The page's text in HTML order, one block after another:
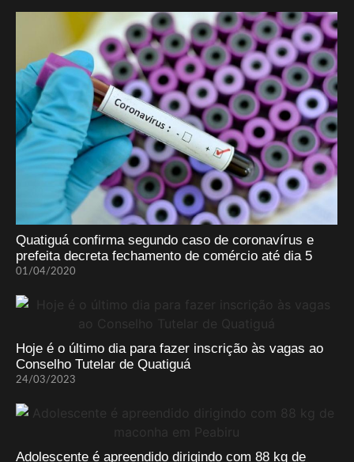
Quatiguá confirma segundo caso de coronavírus e
prefeita decreta fechamento de comércio até dia 5
01/04/2020
Hoje é o último dia para fazer inscrição às vagas ao
Conselho Tutelar de Quatiguá
24/03/2023
Adolescente é apreendido dirigindo com 88 kg de